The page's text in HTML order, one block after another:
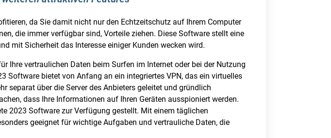
da Sie damit nicht nur den Echtzeitschutz auf Ihrem Computer
die immer verfügbar sind, Vorteile ziehen. Diese Software stellt eine
mit Sicherheit das Interesse einiger Kunden wecken wird.
Ihre vertraulichen Daten beim Surfen im Internet oder bei der Nutzung
Software bietet von Anfang an ein integriertes VPN, das ein virtuelles
separat über die Server des Anbieters geleitet und gründlich
dass Ihre Informationen auf Ihren Geräten ausspioniert werden.
2023 Software zur Verfügung gestellt. Mit einem täglichen
geeignet für wichtige Aufgaben und vertrauliche Daten, die